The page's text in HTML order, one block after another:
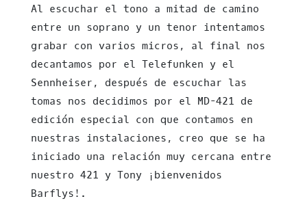
Al escuchar el tono a mitad de camino
entre un soprano y un tenor intentamos
grabar con varios micros, al final nos
decantamos por el Telefunken y el
Sennheiser, después de escuchar las
tomas nos decidimos por el MD-421 de
edición especial con que contamos en
nuestras instalaciones, creo que se ha
iniciado una relación muy cercana entre
nuestro 421 y Tony ¡bienvenidos
Barflys!.